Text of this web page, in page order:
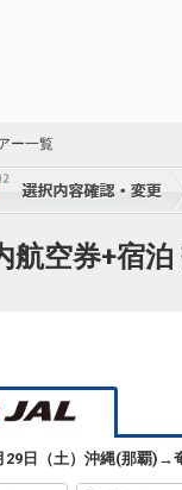
ー一覧
航空券+宿
日（土） 沖縄(那覇) →